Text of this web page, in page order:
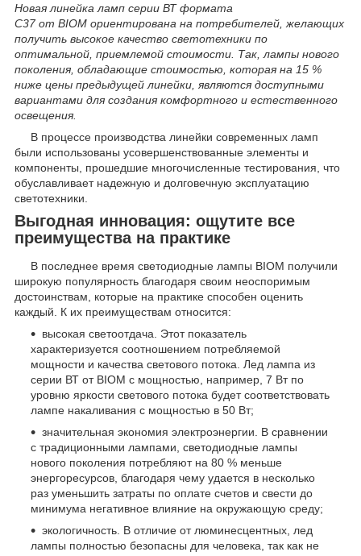
Новая линейка ламп серии ВТ формата
C37 от BIOM ориентирована на потребителей, желающих
получить высокое качество светотехники по
оптимальной, приемлемой стоимости. Так, лампы нового
поколения, обладающие стоимостью, которая на 15 %
ниже цены предыдущей линейки, являются доступными
вариантами для создания комфортного и естественного
освещения.
В процессе производства линейки современных ламп
были использованы усовершенствованные элементы и
компоненты, прошедшие многочисленные тестирования, что
обуславливает надежную и долговечную эксплуатацию
светотехники.
Выгодная инновация: ощутите все
преимущества на практике
В последнее время светодиодные лампы BIOM получили
широкую популярность благодаря своим неоспоримым
достоинствам, которые на практике способен оценить
каждый. К их преимуществам относится:
высокая светоотдача. Этот показатель
характеризуется соотношением потребляемой
мощности и качества светового потока. Лед лампа из
серии ВТ от BIOM с мощностью, например, 7 Вт по
уровню яркости светового потока будет соответствовать
лампе накаливания с мощностью в 50 Вт;
значительная экономия электроэнергии. В сравнении
с традиционными лампами, светодиодные лампы
нового поколения потребляют на 80 % меньше
энергоресурсов, благодаря чему удается в несколько
раз уменьшить затраты по оплате счетов и свести до
минимума негативное влияние на окружающую среду;
экологичность. В отличие от люминесцентных, лед
лампы полностью безопасны для человека, так как не